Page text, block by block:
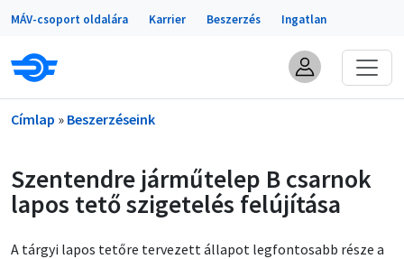
Ugrás a tartalomra
Portálok
MÁV-csoport oldalára Karrier Beszerzés Ingatlan
Morzsa
Címlap Beszerzéseink
Szentendre járműtelep B csarnok
lapos tető szigetelés felújítása
A tárgyi lapos tetőre tervezett állapot legfontosabb része a